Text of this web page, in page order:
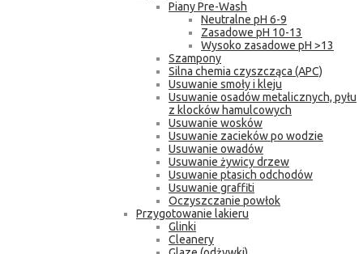
Piany Pre-Wash
Neutralne pH 6-9
Zasadowe pH 10-13
Wysoko zasadowe pH >13
Szampony
Silna chemia czyszcząca (APC)
Usuwanie smoły i kleju
Usuwanie osadów metalicznych, pyłu
z klocków hamulcowych
Usuwanie wosków
Usuwanie zacieków po wodzie
Usuwanie owadów
Usuwanie żywicy drzew
Usuwanie ptasich odchodów
Usuwanie graffiti
Oczyszczanie powłok
Przygotowanie lakieru
Glinki
Cleanery